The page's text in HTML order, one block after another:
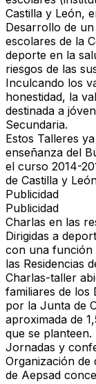
Castilla y León,
Desarrollo de
escolares de la
deporte en la
riesgos de las
Inculcando los
honestidad, la
destinada a
Secundaria.
Estos Talleres
enseñanza del
el curso 2014-
de Castilla y
Publicidad
Publicidad
Charlas en las
Dirigidas a
con una función
las Residencias
Charlas-taller
familiares de los
por la Junta de
aproximada de
que se planteen.
Jornadas y
Organización de
de Aepsad